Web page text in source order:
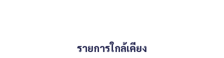
รายการใกล้เคียง